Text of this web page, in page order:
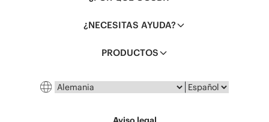
¿NECESITAS AYUDA?
PRODUCTOS
País Idioma